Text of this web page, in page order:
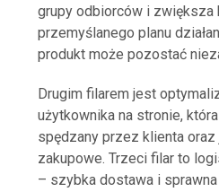
grupy odbiorców i zwiększa
przemyślanego planu
produkt może pozostać
Drugim filarem jest
użytkownika na stronie,
spędzany przez klienta
zakupowe. Trzeci filar to
– szybka dostawa i